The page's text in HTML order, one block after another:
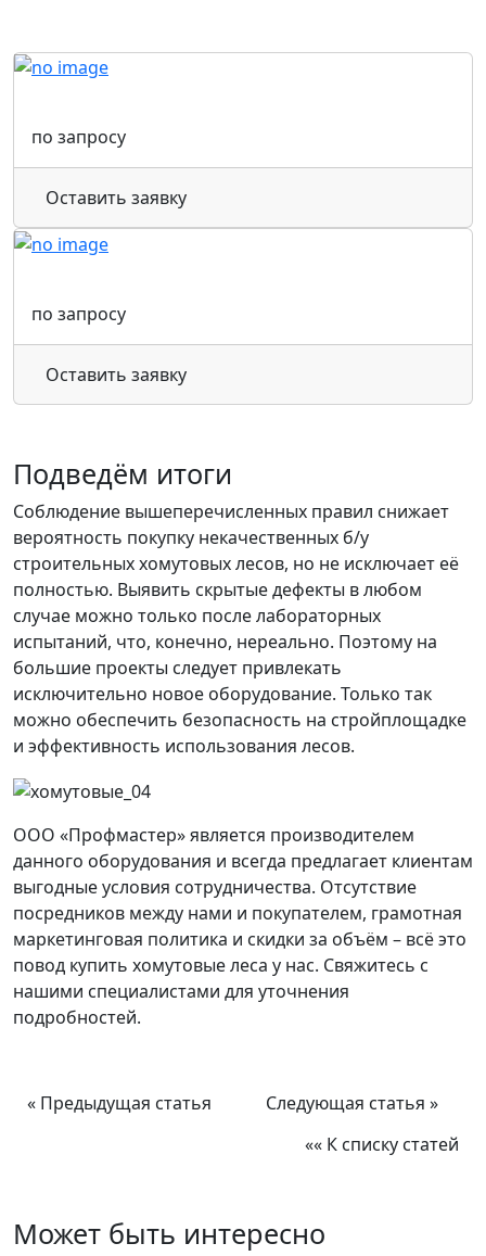
по запросу
Оставить заявку
по запросу
Оставить заявку
Подведём итоги
Соблюдение вышеперечисленных правил снижает
вероятность покупку некачественных б/у
строительных хомутовых лесов, но не исключает её
полностью. Выявить скрытые дефекты в любом
случае можно только после лабораторных
испытаний, что, конечно, нереально. Поэтому на
большие проекты следует привлекать
исключительно новое оборудование. Только так
можно обеспечить безопасность на стройплощадке
и эффективность использования лесов.
ООО «Профмастер» является производителем
данного оборудования и всегда предлагает клиентам
выгодные условия сотрудничества. Отсутствие
посредников между нами и покупателем, грамотная
маркетинговая политика и скидки за объём – всё это
повод купить хомутовые леса у нас. Свяжитесь с
нашими специалистами для уточнения
подробностей.
« Предыдущая статья
Следующая статья »
«« К списку статей
Может быть интересно